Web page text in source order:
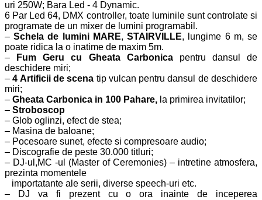
uri 250W; Bara Led - 4 Dynamic.
6 Par Led 64, DMX controller, toate luminile sunt controlate si
programate de un mixer de lumini programabil.
– Schela de lumini MARE,STAIRVILLE, lungime 6 m, se
poate ridica la o inatime de maxim 5m.
–
Fum Geru cu Gheata Carbonicapentru dansul de
deschidere miri;
–4 Artificii de scena tip vulcan pentru dansul de deschidere
miri;
– Gheata Carbonica in 100 Pahare, la primirea invitatilor;
– Stroboscop
– Glob oglinzi, efect de stea;
– Masina de baloane;
– Pocesoare sunet, efecte si compresoare audio;
– Discografie de peste 30.000 titluri;
– DJ-ul,MC -ul (Master of Ceremonies) – intretine atmosfera,
prezinta momentele
importatante ale serii, diverse speech-uri etc.
– DJ va fi prezent cu o ora inainte de inceperea